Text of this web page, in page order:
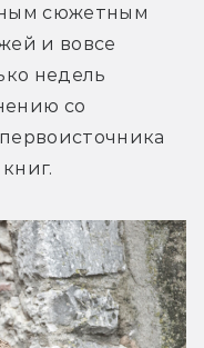
сюжетным
и вовсе
недель
со